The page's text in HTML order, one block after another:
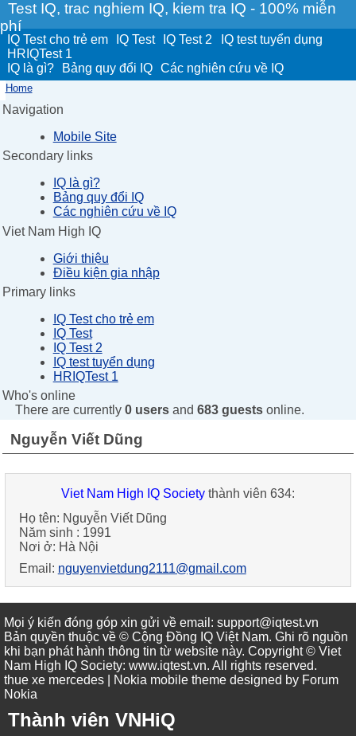
Test IQ, trac nghiem IQ, kiem tra IQ - 100% miễn
phí
IQ Test cho trẻ em IQ Test IQ Test 2
IQ test tuyển dụng
HRIQTest 1
IQ là gì?
Bảng quy đổi IQ Các nghiên cứu về IQ
Home
Navigation
Mobile Site
Secondary links
IQ là gì?
Bảng quy đổi IQ
Các nghiên cứu về IQ
Viet Nam High IQ
Giới thiệu
Điều kiện gia nhập
Primary links
IQ Test cho trẻ em
IQ Test
IQ Test 2
IQ test tuyển dụng
HRIQTest 1
Who's online
There are currently 0 usersand 683 guestsonline.
Nguyễn Viết Dũng
Viet Nam High IQ Societythành viên 634:
Họ tên: Nguyễn Viết Dũng
Năm sinh : 1991
Nơi ở: Hà Nội
Email: nguyenvietdung2111@gmail.com
Mọi ý kiến đóng góp xin gửi về email: support@iqtest.vn
Bản quyền thuộc về © Cộng Đồng IQ Việt Nam. Ghi rõ nguồn
khi bạn phát hành thông tin từ website này. Copyright © Viet
Nam High IQ Society: www.iqtest.vn. All rights reserved.
thue xe mercedes | Nokia mobile theme designed by Forum
Nokia
Thành viên VNHiQ